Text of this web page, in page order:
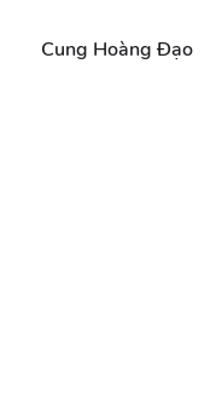
Cung Hoàng Đạo